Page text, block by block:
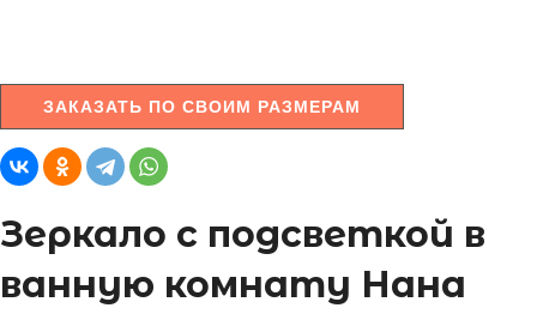
ЗАКАЗАТЬ ПО СВОИМ РАЗМЕРАМ
Зеркало с подсветкой в
ванную комнату Нана